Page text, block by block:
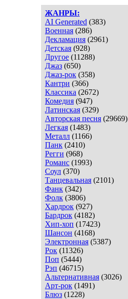
ЖАНРЫ:
AI Generated (383)
Военная (286)
Декламация (2961)
Детская (928)
Другое (11288)
Джаз (650)
Джаз-рок (358)
Кантри (366)
Классика (2672)
Комедия (947)
Латинская (329)
Авторская песня (29669)
Легкая (1483)
Металл (1166)
Панк (2410)
Регги (968)
Романс (1993)
Соул (370)
Танцевальная (2101)
Фанк (342)
Фолк (3806)
Хардрок (927)
Бардрок (4182)
Хип-хоп (17423)
Шансон (4168)
Электронная (5387)
Рок (11326)
Поп (5444)
Рэп (46715)
Альтернативная (3026)
Арт-рок (1491)
Блюз (1228)